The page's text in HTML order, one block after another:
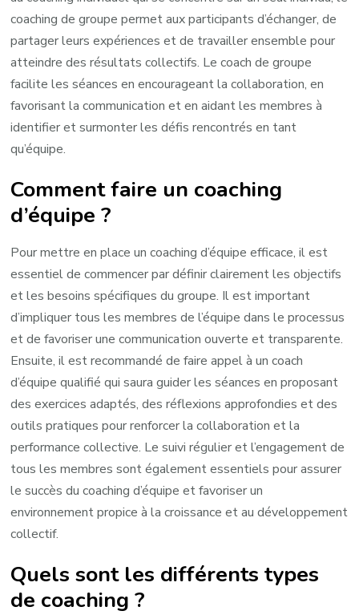
coaching de groupe permet aux participants d’échanger, de
partager leurs expériences et de travailler ensemble pour
atteindre des résultats collectifs. Le coach de groupe
facilite les séances en encourageant la collaboration, en
favorisant la communication et en aidant les membres à
identifier et surmonter les défis rencontrés en tant
qu’équipe.
Comment faire un coaching
d’équipe ?
Pour mettre en place un coaching d’équipe efficace, il est
essentiel de commencer par définir clairement les objectifs
et les besoins spécifiques du groupe. Il est important
d’impliquer tous les membres de l’équipe dans le processus
et de favoriser une communication ouverte et transparente.
Ensuite, il est recommandé de faire appel à un coach
d’équipe qualifié qui saura guider les séances en proposant
des exercices adaptés, des réflexions approfondies et des
outils pratiques pour renforcer la collaboration et la
performance collective. Le suivi régulier et l’engagement de
tous les membres sont également essentiels pour assurer
le succès du coaching d’équipe et favoriser un
environnement propice à la croissance et au développement
collectif.
Quels sont les différents types
de coaching ?